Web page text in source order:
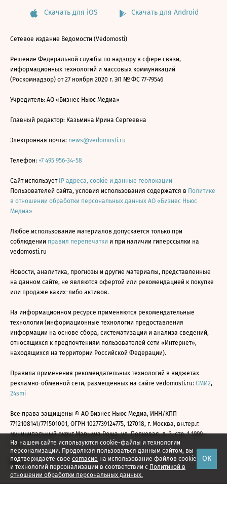
На нашем сайте используются cookie-файлы и технологии
персонализации. Продолжая пользоваться данным сайтом, вы
подтверждаете свое согласие на использование файлов cookie
и технологий персонализации в соответствии с Политикой в
отношении обработки персональных данных.
ОК
Скачать для iOS Скачать для Android
Сетевое издание Ведомости (Vedomosti)
Решение Федеральной службы по надзору в сфере связи,
информационных технологий и массовых коммуникаций
(Роскомнадзор) от 27 ноября 2020 г. ЭЛ № ФС 77-79546
Учредитель: АО «Бизнес Ньюс Медиа»
Главный редактор: Казьмина Ирина Сергеевна
Электронная почта: news@vedomosti.ru
Телефон: +7 495 956-34-58
Сайт использует IP адреса, cookie и данные геолокации
Пользователей сайта, условия использования содержатся в Политике
в отношении обработки персональных данных АО «Бизнес Ньюс
Медиа»
Любое использование материалов допускается только при
соблюдении правил перепечатки и при наличии гиперссылки на
vedomosti.ru
Новости, аналитика, прогнозы и другие материалы, представленные
на данном сайте, не являются офертой или рекомендацией к покупке
или продаже каких-либо активов.
На информационном ресурсе применяются рекомендательные
технологии (информационные технологии предоставления
информации на основе сбора, систематизации и анализа сведений,
относящихся к предпочтениям пользователей сети «Интернет»,
находящихся на территории Российской Федерации).
Правила применения рекомендательных технологий в виджетах
рекламно-обменной сети, размещенных на сайте vedomosti.ru: СМИ2,
24smi
Все права защищены © АО Бизнес Ньюс Медиа, ИНН/КПП
7712108141/771501001, ОГРН 1027739124775, 127018, г. Москва, вн.тер.г.
муниципальный округ Марьина Роща, ул. Полковая, д. 3, стр. 1 1999—
2026